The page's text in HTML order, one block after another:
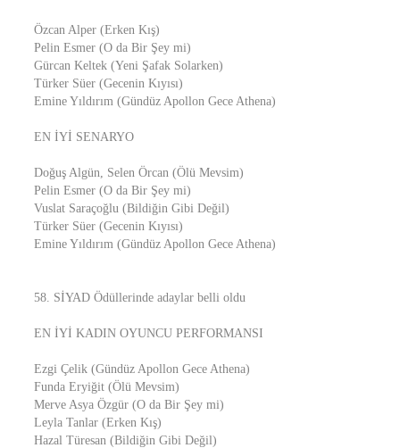
Özcan Alper (Erken Kış)
Pelin Esmer (O da Bir Şey mi)
Gürcan Keltek (Yeni Şafak Solarken)
Türker Süer (Gecenin Kıyısı)
Emine Yıldırım (Gündüz Apollon Gece Athena)
EN İYİ SENARYO
Doğuş Algün, Selen Örcan (Ölü Mevsim)
Pelin Esmer (O da Bir Şey mi)
Vuslat Saraçoğlu (Bildiğin Gibi Değil)
Türker Süer (Gecenin Kıyısı)
Emine Yıldırım (Gündüz Apollon Gece Athena)
58. SİYAD Ödüllerinde adaylar belli oldu
EN İYİ KADIN OYUNCU PERFORMANSI
Ezgi Çelik (Gündüz Apollon Gece Athena)
Funda Eryiğit (Ölü Mevsim)
Merve Asya Özgür (O da Bir Şey mi)
Leyla Tanlar (Erken Kış)
Hazal Türesan (Bildiğin Gibi Değil)